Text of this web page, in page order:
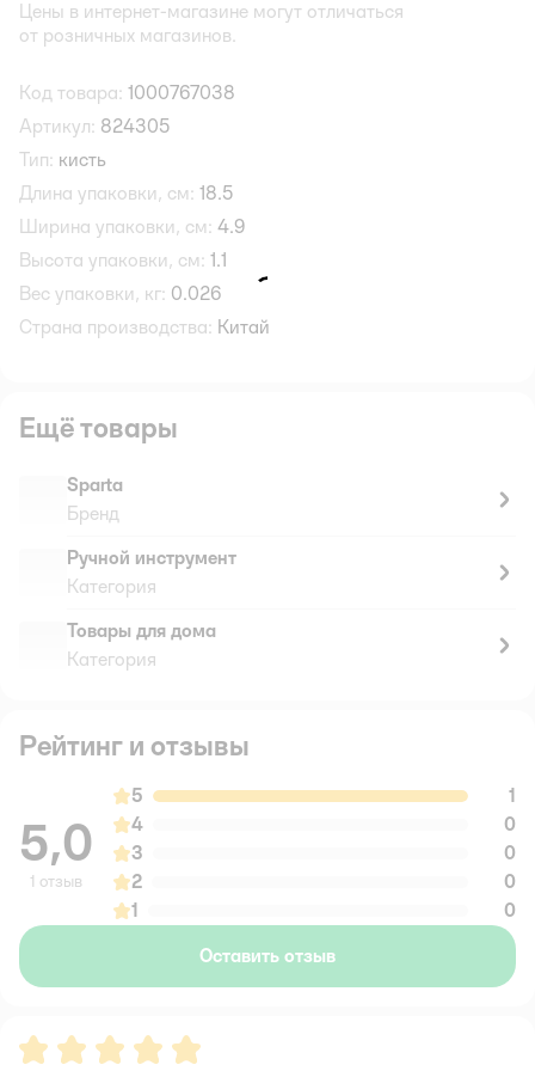
Цены в интернет-магазине могут отличаться
от розничных магазинов.
Код товара: 1000767038
Артикул: 824305
Тип: кисть
Длина упаковки, см: 18.5
Ширина упаковки, см: 4.9
Высота упаковки, см: 1.1
Вес упаковки, кг: 0.026
Страна производства: Китай
Ещё товары
Sparta
Бренд
Ручной инструмент
Категория
Товары для дома
Категория
Рейтинг и отзывы
5,0
1 отзыв
5
1
4
0
3
0
2
0
1
0
Оставить отзыв
Рейтинг:5